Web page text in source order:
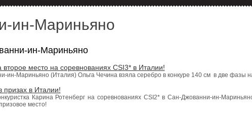
ин-Мариньяно
ин-Мариньяно
место на соревнованиях CSI3* в Италии!
ин-Мариньяно (Италия) Ольга Чечина взяла серебро в конкуре 140 см в две фазы
призах в Италии!
Карина Ротенберг на соревнованиях CSI2* в Сан-Джованни-ин-
место!